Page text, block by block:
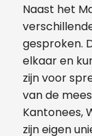
Naast het
gesproken.
elkaar en
zijn voor
van de
Kantonees,
zijn eigen